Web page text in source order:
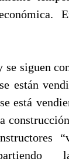
se siguen
están
está